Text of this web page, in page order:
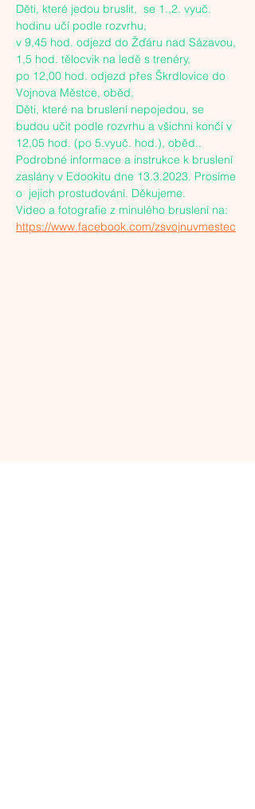
Děti, které jedou bruslit,  se 1.,2. vyuč.
hodinu učí podle rozvrhu,
v 9,45 hod. odjezd do Žďáru nad Sázavou,
1,5 hod. tělocvik na ledě s trenéry,
po 12,00 hod. odjezd přes Škrdlovice do
Vojnova Městce, oběd.
Děti, které na bruslení nepojedou, se
budou učit podle rozvrhu a všichni končí v
12,05 hod. (po 5.vyuč. hod.), oběd..
Podrobné informace a instrukce k bruslení
zaslány v Edookitu dne 13.3.2023. Prosíme
o  jejich prostudování. Děkujeme.
Video a fotografie z minulého bruslení na:
https://www.facebook.com/zsvojnuvmestec